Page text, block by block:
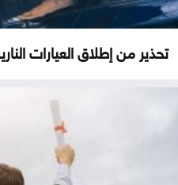
تحذير من إطلاق العيارات